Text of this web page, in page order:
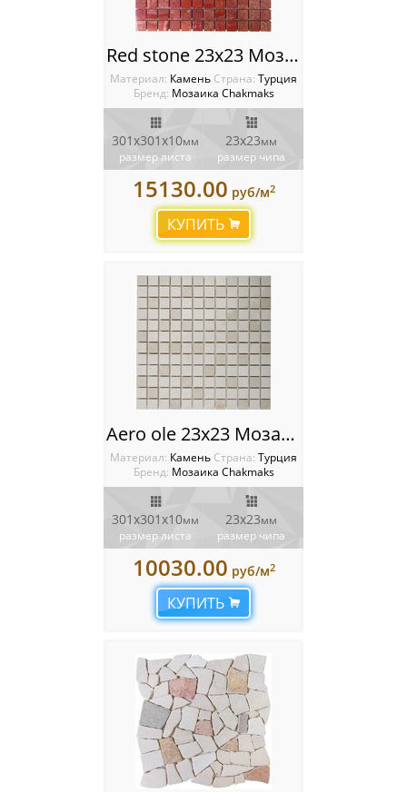
Red stone 23х23 Мозаика Chakmaks
Материал: Камень Cтрана: Турция
Бренд: Мозаика Chakmaks
301х301х10мм
размер листа
23х23мм
размер чипа
15130.00 руб/м2
КУПИТЬ
Aero ole 23x23 Мозаика Chakmaks
Материал: Камень Cтрана: Турция
Бренд: Мозаика Chakmaks
301х301х10мм
размер листа
23х23мм
размер чипа
10030.00 руб/м2
КУПИТЬ